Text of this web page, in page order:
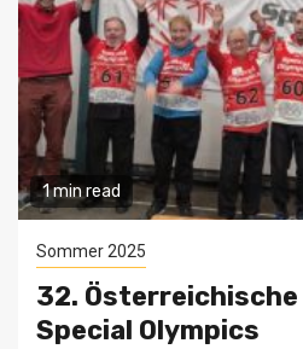
1 min read
Sommer 2025
32.
Special Olympics